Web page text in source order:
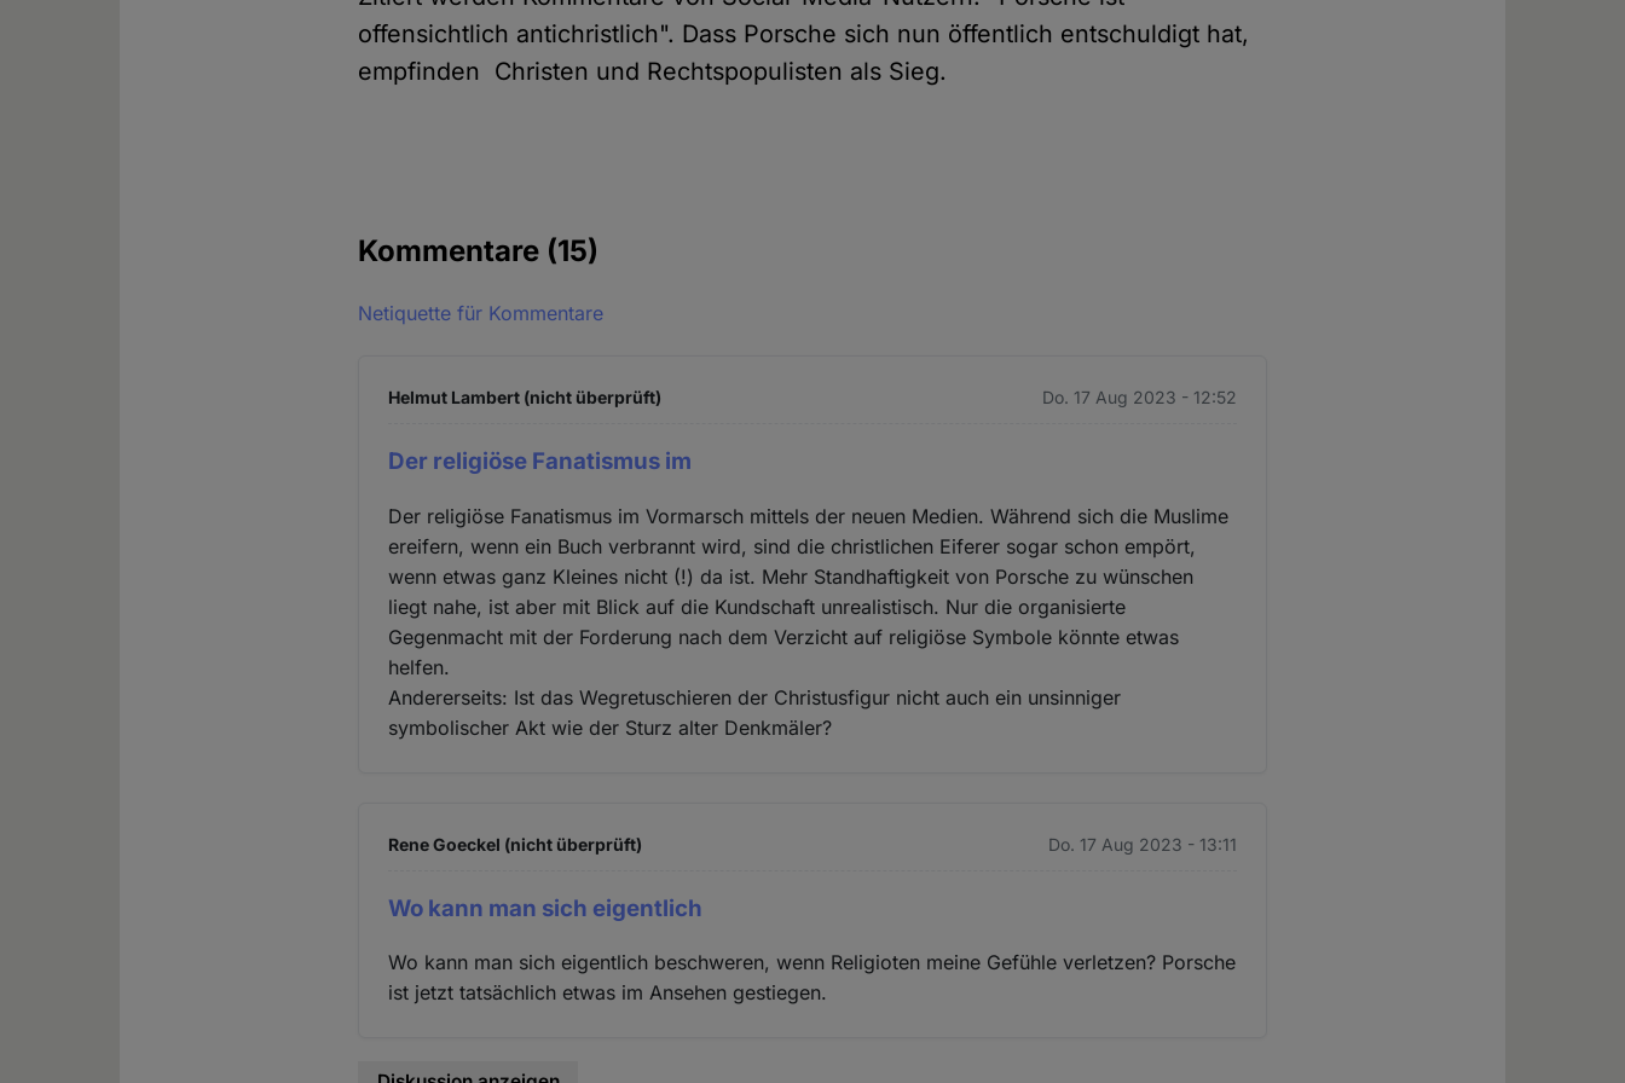
offensichtlich antichristlich". Dass Porsche sich nun öffentlich entschuldigt hat,
empfinden Christen und Rechtspopulisten als Sieg.
Kommentare (15)
Netiquette für Kommentare
Helmut Lambert (nicht überprüft) Do. 17 Aug 2023 - 12:52
Der religiöse Fanatismus im
Der religiöse Fanatismus im Vormarsch mittels der neuen Medien. Während sich die Muslime
ereifern, wenn ein Buch verbrannt wird, sind die christlichen Eiferer sogar schon empört,
wenn etwas ganz Kleines nicht (!) da ist. Mehr Standhaftigkeit von Porsche zu wünschen
liegt nahe, ist aber mit Blick auf die Kundschaft unrealistisch. Nur die organisierte
Gegenmacht mit der Forderung nach dem Verzicht auf religiöse Symbole könnte etwas
helfen.
Andererseits: Ist das Wegretuschieren der Christusfigur nicht auch ein unsinniger
symbolischer Akt wie der Sturz alter Denkmäler?
Rene Goeckel (nicht überprüft) Do. 17 Aug 2023 - 13:11
Wo kann man sich eigentlich
Wo kann man sich eigentlich beschweren, wenn Religioten meine Gefühle verletzen? Porsche
ist jetzt tatsächlich etwas im Ansehen gestiegen.